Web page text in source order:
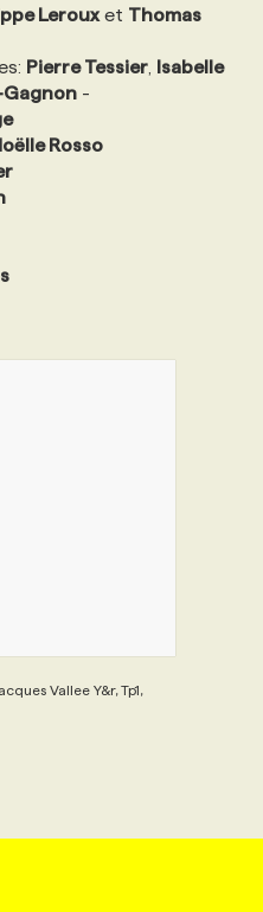
Leroux et Thomas
Pierre Tessier Isabelle
-
Rosso
Vallee Y&r, Tp1,